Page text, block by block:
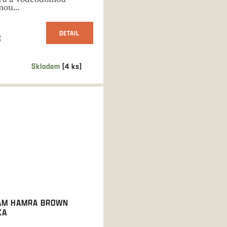
Skladem(4 ks)
DETAIL
HAMRA BROWN